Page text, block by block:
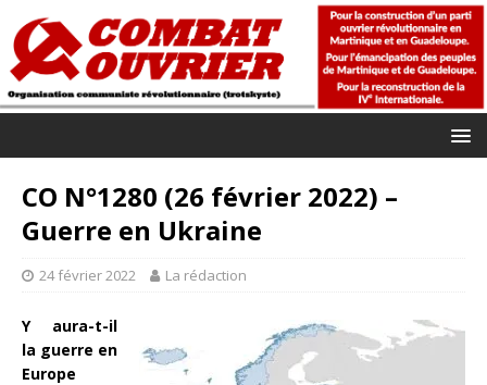
CO N°1280 (26 février 2022) –
Guerre en Ukraine
24 février 2022 La rédaction
Y aura-t-il
la guerre en
Europe